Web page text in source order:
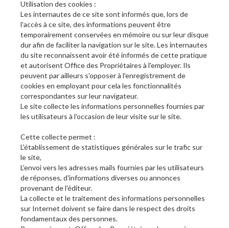
Utilisation des cookies :
Les internautes de ce site sont informés que, lors de
l'accès à ce site, des informations peuvent être
temporairement conservées en mémoire ou sur leur disque
dur afin de faciliter la navigation sur le site. Les internautes
du site reconnaissent avoir été informés de cette pratique
et autorisent Office des Propriétaires à l'employer. Ils
peuvent par ailleurs s'opposer à l'enregistrement de
cookies en employant pour cela les fonctionnalités
correspondantes sur leur navigateur.
Le site collecte les informations personnelles fournies par
les utilisateurs à l'occasion de leur visite sur le site.
Cette collecte permet :
L'établissement de statistiques générales sur le trafic sur
le site,
L'envoi vers les adresses mails fournies par les utilisateurs
de réponses, d'informations diverses ou annonces
provenant de l'éditeur.
La collecte et le traitement des informations personnelles
sur Internet doivent se faire dans le respect des droits
fondamentaux des personnes.